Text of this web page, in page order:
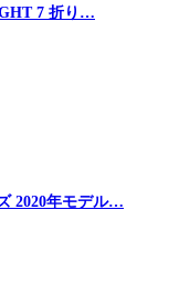
7 折り…
2020年モデル…